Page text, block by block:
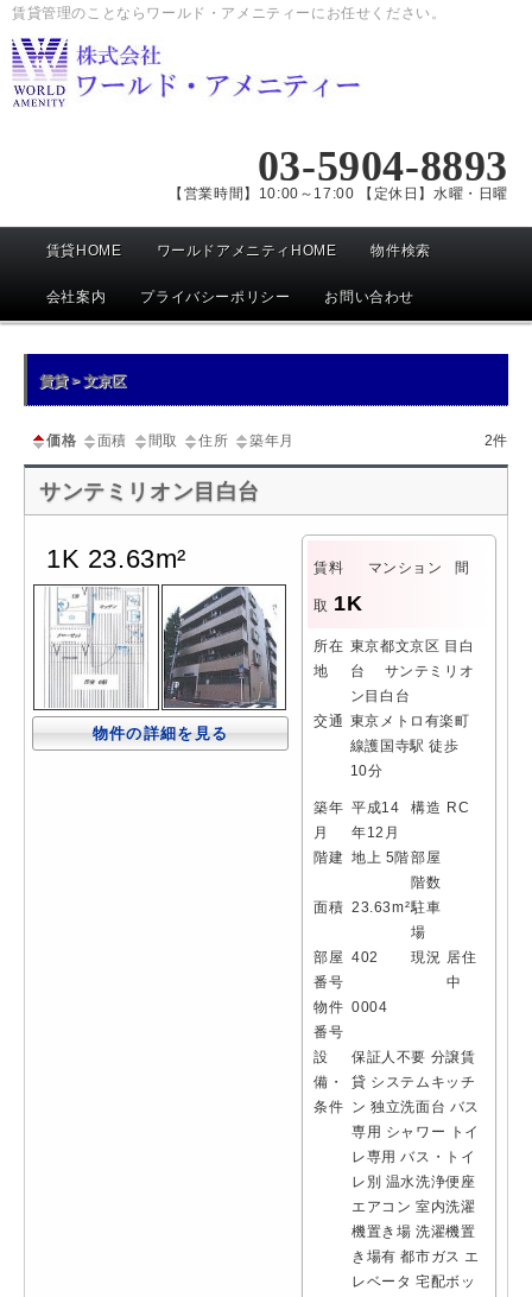
賃貸管理のことならワールド・アメニティーにお任せください。
03-5904-8893
【営業時間】10:00～17:00 【定休日】水曜・日曜
メ
賃貸HOME ワールドアメニティHOME 物件検索
会社案内 プライバシーポリシー お問い合わせ
賃貸 > 文京区
価格 面積 間取 住所 築年月 2件
サンテミリオン目白台
1K 23.63m²
物件の詳細を見る
賃料 マンション 間
取 1K
所在
地
東京都文京区 目白
台 サンテミリオ
ン目白台
交通 東京メトロ有楽町
線護国寺駅 徒歩
10分
築年
月
平成14
年12月
構造 RC
階建 地上 5階部屋
階数
面積 23.63m²駐車
場
部屋
番号
402 現況 居住
中
物件
番号
0004
設
備・
条件
保証人不要 分譲賃
貸 システムキッチ
ン 独立洗面台 バス
専用 シャワー
トイ
レ専用 バス・トイ
レ別 温水洗浄便座
エアコン 室内洗濯
機置き場 洗濯機置
き場有 都市ガス エ
レベータ 宅配ボッ